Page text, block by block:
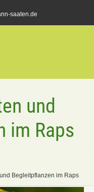
saaten.de
und
im Raps
Begleitpflanzen im Raps